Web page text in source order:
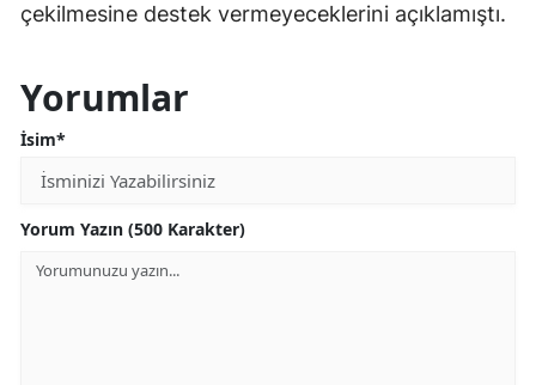
çekilmesine destek vermeyeceklerini açıklamıştı.
Yorumlar
İsim*
Yorum Yazın (500 Karakter)